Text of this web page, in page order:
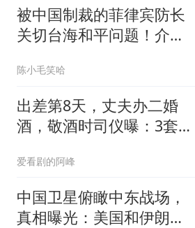
被中国制裁的菲律宾防长
关切台海和平问题！介文
陈小毛笑哈
出差第8天，丈夫办二婚
酒，敬酒时司仪曝：3套
爱看剧的阿峰
中国卫星俯瞰中东战场，
真相曝光：美国和伊朗都